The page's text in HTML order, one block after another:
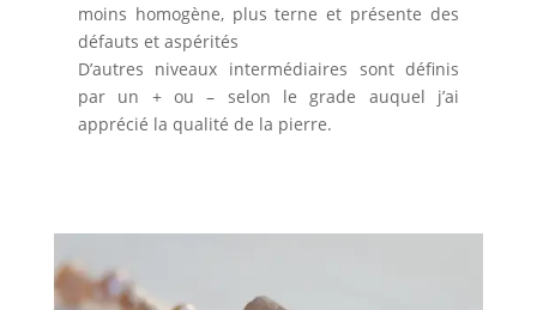
moins homogène, plus terne et présente des
défauts et aspérités
D’autres niveaux intermédiaires sont définis
par un + ou – selon le grade auquel j’ai
apprécié la qualité de la pierre.